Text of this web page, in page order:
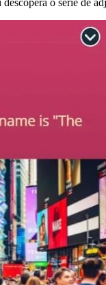
o serie de